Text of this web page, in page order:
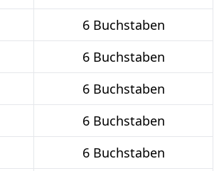
6 Buchstaben
6 Buchstaben
6 Buchstaben
6 Buchstaben
6 Buchstaben